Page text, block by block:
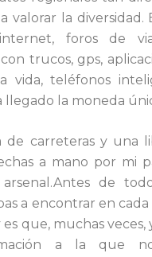
valorar la diversidad.
foros de
trucos, gps,
vida, teléfonos
llegado la moneda
de carreteras y una
a mano por mi
de
a encontrar en cada
es que, muchas veces,
a la que